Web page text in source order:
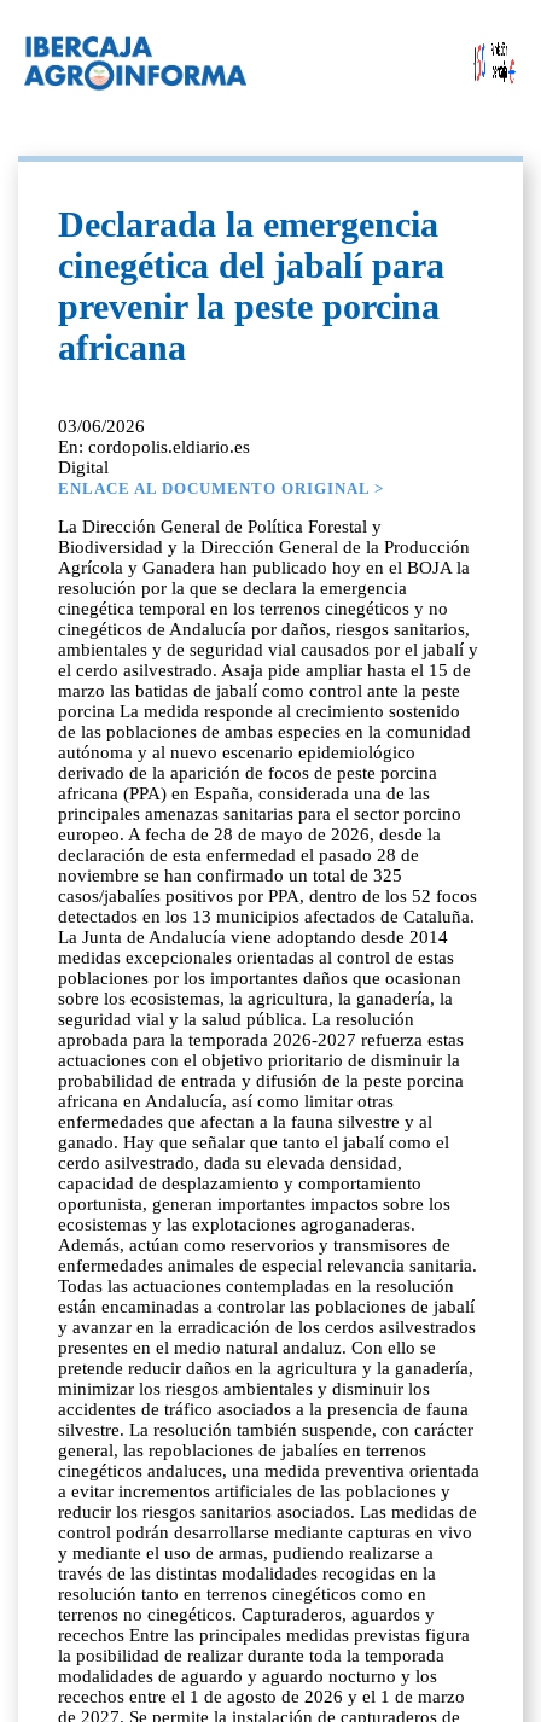
Declarada la emergencia
cinegética del jabalí para
prevenir la peste porcina
africana
03/06/2026
En: cordopolis.eldiario.es
Digital
ENLACE AL DOCUMENTO ORIGINAL >
La Dirección General de Política Forestal y
Biodiversidad y la Dirección General de la Producción
Agrícola y Ganadera han publicado hoy en el BOJA la
resolución por la que se declara la emergencia
cinegética temporal en los terrenos cinegéticos y no
cinegéticos de Andalucía por daños, riesgos sanitarios,
ambientales y de seguridad vial causados por el jabalí y
el cerdo asilvestrado. Asaja pide ampliar hasta el 15 de
marzo las batidas de jabalí como control ante la peste
porcina La medida responde al crecimiento sostenido
de las poblaciones de ambas especies en la comunidad
autónoma y al nuevo escenario epidemiológico
derivado de la aparición de focos de peste porcina
africana (PPA) en España, considerada una de las
principales amenazas sanitarias para el sector porcino
europeo. A fecha de 28 de mayo de 2026, desde la
declaración de esta enfermedad el pasado 28 de
noviembre se han confirmado un total de 325
casos/jabalíes positivos por PPA, dentro de los 52 focos
detectados en los 13 municipios afectados de Cataluña.
La Junta de Andalucía viene adoptando desde 2014
medidas excepcionales orientadas al control de estas
poblaciones por los importantes daños que ocasionan
sobre los ecosistemas, la agricultura, la ganadería, la
seguridad vial y la salud pública. La resolución
aprobada para la temporada 2026-2027 refuerza estas
actuaciones con el objetivo prioritario de disminuir la
probabilidad de entrada y difusión de la peste porcina
africana en Andalucía, así como limitar otras
enfermedades que afectan a la fauna silvestre y al
ganado. Hay que señalar que tanto el jabalí como el
cerdo asilvestrado, dada su elevada densidad,
capacidad de desplazamiento y comportamiento
oportunista, generan importantes impactos sobre los
ecosistemas y las explotaciones agroganaderas.
Además, actúan como reservorios y transmisores de
enfermedades animales de especial relevancia sanitaria.
Todas las actuaciones contempladas en la resolución
están encaminadas a controlar las poblaciones de jabalí
y avanzar en la erradicación de los cerdos asilvestrados
presentes en el medio natural andaluz. Con ello se
pretende reducir daños en la agricultura y la ganadería,
minimizar los riesgos ambientales y disminuir los
accidentes de tráfico asociados a la presencia de fauna
silvestre. La resolución también suspende, con carácter
general, las repoblaciones de jabalíes en terrenos
cinegéticos andaluces, una medida preventiva orientada
a evitar incrementos artificiales de las poblaciones y
reducir los riesgos sanitarios asociados. Las medidas de
control podrán desarrollarse mediante capturas en vivo
y mediante el uso de armas, pudiendo realizarse a
través de las distintas modalidades recogidas en la
resolución tanto en terrenos cinegéticos como en
terrenos no cinegéticos. Capturaderos, aguardos y
recechos Entre las principales medidas previstas figura
la posibilidad de realizar durante toda la temporada
modalidades de aguardo y aguardo nocturno y los
recechos entre el 1 de agosto de 2026 y el 1 de marzo
de 2027. Se permite la instalación de capturaderos de